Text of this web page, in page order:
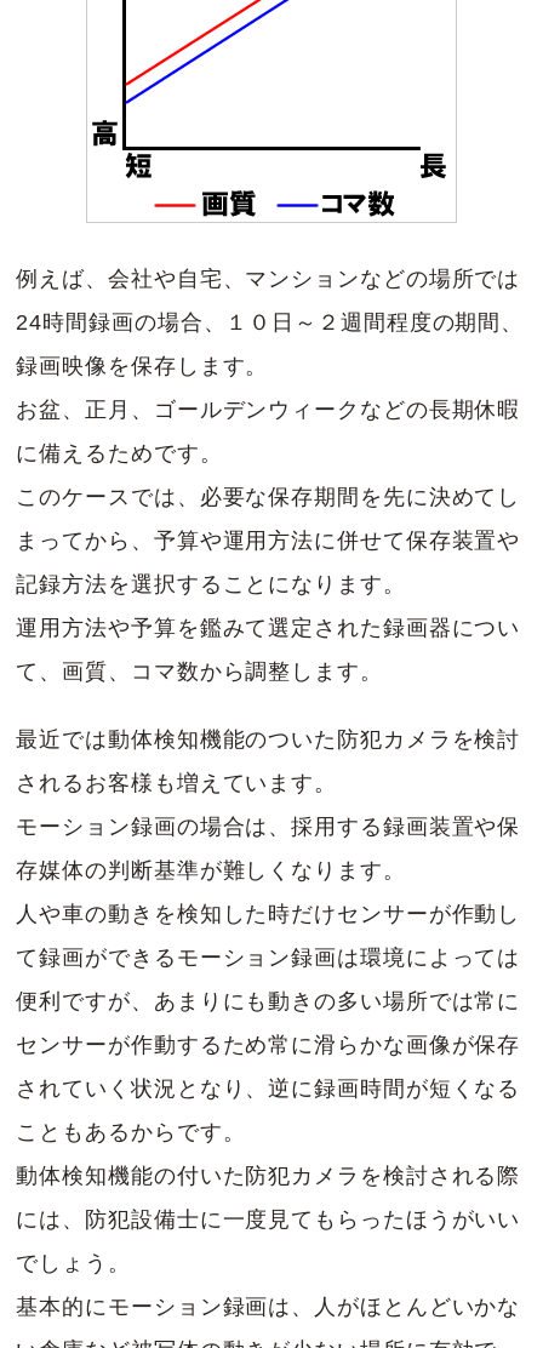
例えば、会社や自宅、マンションなどの場所では
24時間録画の場合、１０日～２週間程度の期間、
録画映像を保存します。
お盆、正月、ゴールデンウィークなどの長期休暇
に備えるためです。
このケースでは、必要な保存期間を先に決めてし
まってから、予算や運用方法に併せて保存装置や
記録方法を選択することになります。
運用方法や予算を鑑みて選定された録画器につい
て、画質、コマ数から調整します。
最近では動体検知機能のついた防犯カメラを検討
されるお客様も増えています。
モーション録画の場合は、採用する録画装置や保
存媒体の判断基準が難しくなります。
人や車の動きを検知した時だけセンサーが作動し
て録画ができるモーション録画は環境によっては
便利ですが、あまりにも動きの多い場所では常に
センサーが作動するため常に滑らかな画像が保存
されていく状況となり、逆に録画時間が短くなる
こともあるからです。
動体検知機能の付いた防犯カメラを検討される際
には、防犯設備士に一度見てもらったほうがいい
でしょう。
基本的にモーション録画は、人がほとんどいかな